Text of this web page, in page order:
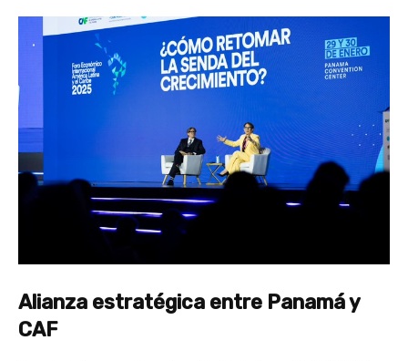
Alianza estratégica entre Panamá y
CAF